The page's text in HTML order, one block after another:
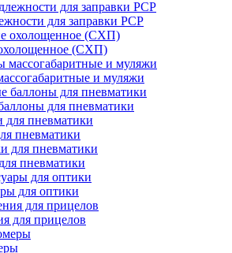
для заправки PCP
(СХП)
и муляжи
для пневматики
пневматики
пневматики
для оптики
для прицелов